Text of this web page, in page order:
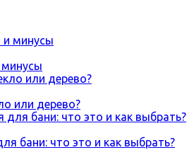
или дерево?
бани: что это и как выбрать?